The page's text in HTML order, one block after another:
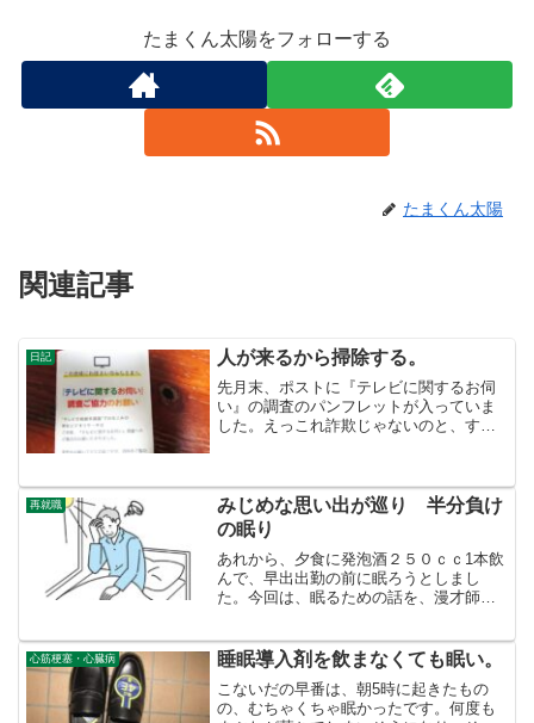
たまくん太陽をフォローする
たまくん太陽
関連記事
日記 人が来るから掃除する。
先月末、ポストに『テレビに関するお伺
い』の調査のパンフレットが入っていま
した。えっこれ詐欺じゃないのと、すぐ
頃、詐欺との識別がつかなく...
再就職
みじめな思い出が巡り 半分負け
の眠り
あれから、夕食に発泡酒２５０ｃｃ1本飲
んで、早出出勤の前に眠ろうとしまし
た。今回は、眠るための話を、漫才師ド
ません。なるどころか、過去のみじめな
人生の失敗がこれでもかと...
心筋梗塞・心臓病 睡眠導入剤を飲まなくても眠い。
こないだの早番は、朝5時に起きたもの
の、むちゃくちゃ眠かったです。何度も